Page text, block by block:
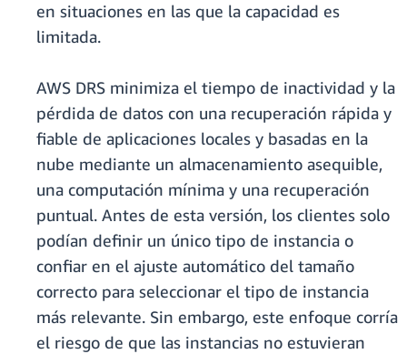
en situaciones en las que la capacidad es
limitada.
AWS DRS minimiza el tiempo de inactividad y la
pérdida de datos con una recuperación rápida y
fiable de aplicaciones locales y basadas en la
nube mediante un almacenamiento asequible,
una computación mínima y una recuperación
puntual. Antes de esta versión, los clientes solo
podían definir un único tipo de instancia o
confiar en el ajuste automático del tamaño
correcto para seleccionar el tipo de instancia
más relevante. Sin embargo, este enfoque corría
el riesgo de que las instancias no estuvieran